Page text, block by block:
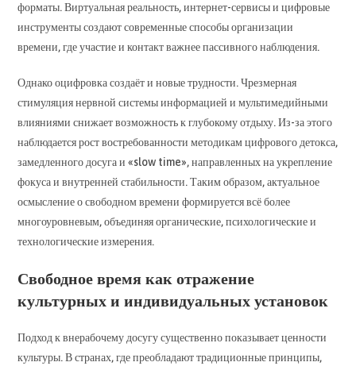
форматы. Виртуальная реальность, интернет-сервисы и цифровые
инструменты создают современные способы организации
времени, где участие и контакт важнее пассивного наблюдения.
Однако оцифровка создаёт и новые трудности. Чрезмерная
стимуляция нервной системы информацией и мультимедийными
влияниями снижает возможность к глубокому отдыху. Из-за этого
наблюдается рост востребованности методикам цифрового детокса,
замедленного досуга и «slow time», направленных на укрепление
фокуса и внутренней стабильности. Таким образом, актуальное
осмысление о свободном времени формируется всё более
многоуровневым, объединяя органические, психологические и
технологические измерения.
Свободное время как отражение
культурных и индивидуальных установок
Подход к внерабочему досугу существенно показывает ценности
культуры. В странах, где преобладают традиционные принципы,